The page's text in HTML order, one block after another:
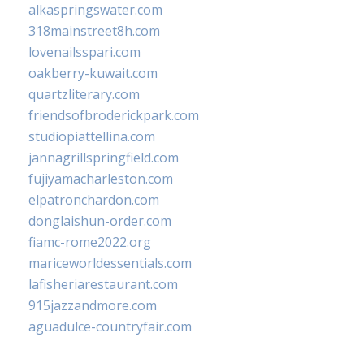
alkaspringswater.com
318mainstreet8h.com
lovenailsspari.com
oakberry-kuwait.com
quartzliterary.com
friendsofbroderickpark.com
studiopiattellina.com
jannagrillspringfield.com
fujiyamacharleston.com
elpatronchardon.com
donglaishun-order.com
fiamc-rome2022.org
mariceworldessentials.com
lafisheriarestaurant.com
915jazzandmore.com
aguadulce-countryfair.com